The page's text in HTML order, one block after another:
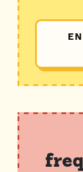
Seu
$820 -
calculadora
específicos ou